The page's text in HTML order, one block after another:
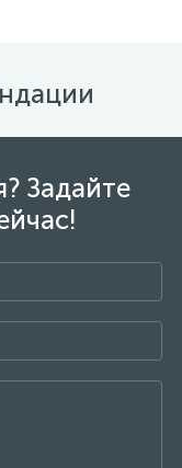
Задайте